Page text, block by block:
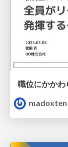
madoxten